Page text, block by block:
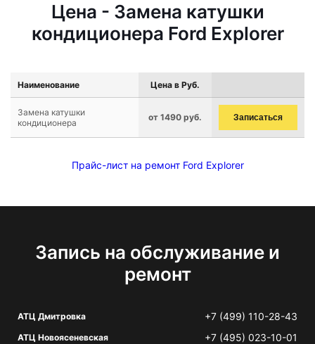
Цена - Замена катушки
кондиционера Ford Explorer
Наименование Цена в Руб.
Замена катушки
кондиционера
от 1490 руб. Записаться
Прайс-лист на ремонт Ford Explorer
Запись на обслуживание и
ремонт
АТЦ Дмитровка +7 (499) 110-28-43
АТЦ Новоясеневская +7 (495) 023-10-01